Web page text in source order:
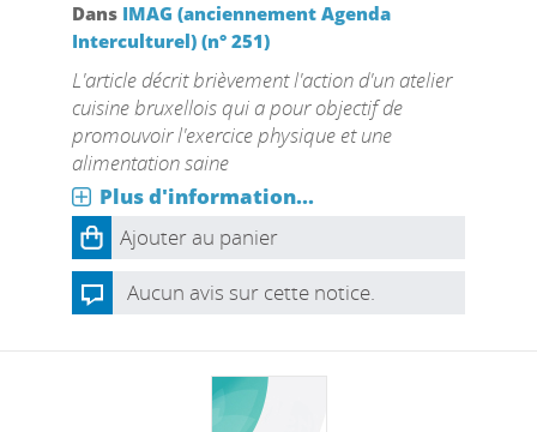
Dans IMAG (anciennement Agenda
Interculturel) (n° 251)
L'article décrit brièvement l'action d'un atelier
cuisine bruxellois qui a pour objectif de
promouvoir l'exercice physique et une
alimentation saine
Plus d'information...
Ajouter au panier
Aucun avis sur cette notice.